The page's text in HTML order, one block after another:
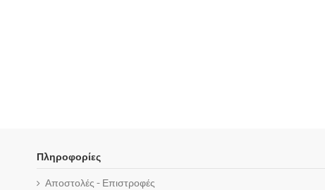
Πληροφορίες
Αποστολές - Επιστροφές